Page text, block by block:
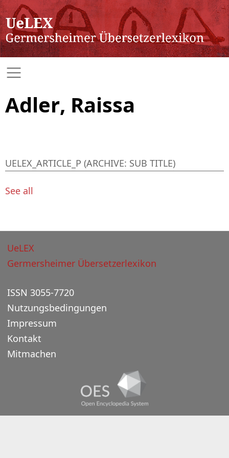
Adler, Raissa
UELEX_ARTICLE_P (ARCHIVE: SUB TITLE)
See all
UeLEX
Germersheimer Übersetzerlexikon
ISSN 3055-7720
Nutzungsbedingungen
Impressum
Kontakt
Mitmachen